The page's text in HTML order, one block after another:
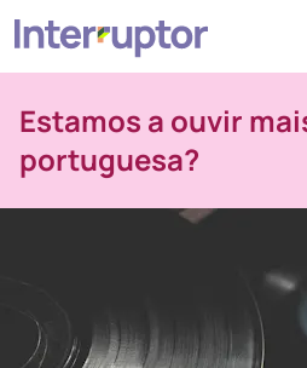
Estamos a ouvir
portuguesa?